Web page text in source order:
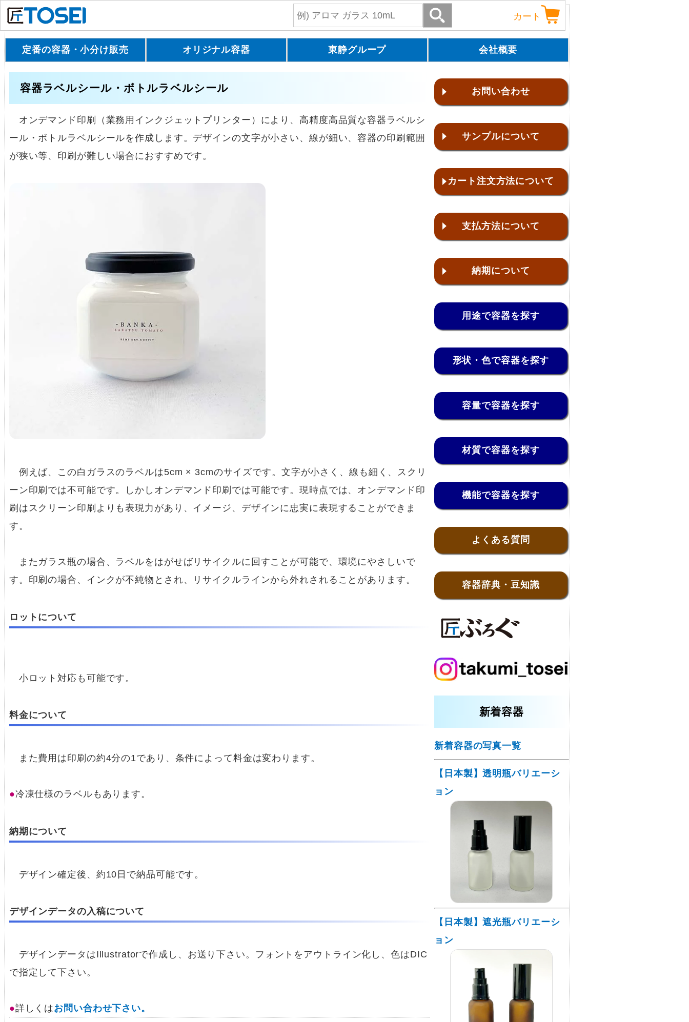
カート
容器ラベルシール・ボトルラベルシール
オンデマンド印刷（業務用インクジェットプリンター）により、高精度高品質な容器ラベルシ
ール・ボトルラベルシールを作成します。デザインの文字が小さい、線が細い、容器の印刷範囲
が狭い等、印刷が難しい場合におすすめです。
例えば、この白ガラスのラベルは5cm × 3cmのサイズです。文字が小さく、線も細く、スクリ
ーン印刷では不可能です。しかしオンデマンド印刷では可能です。現時点では、オンデマンド印
刷はスクリーン印刷よりも表現力があり、イメージ、デザインに忠実に表現することができま
す。
またガラス瓶の場合、ラベルをはがせばリサイクルに回すことが可能で、環境にやさしいで
す。印刷の場合、インクが不純物とされ、リサイクルラインから外れされることがあります。
ロットについて
小ロット対応も可能です。
料金について
また費用は印刷の約4分の1であり、条件によって料金は変わります。
冷凍仕様のラベルもあります。
納期について
デザイン確定後、約10日で納品可能です。
デザインデータの入稿について
デザインデータはIllustratorで作成し、お送り下さい。フォントをアウトライン化し、色はDIC
で指定して下さい。
詳しくはお問い合わせ下さい。
定番の容器・小分け販売 オリジナル容器 東静グループ 会社概要
お問い合わせ
サンプルについて
カート注文方法について
支払方法について
納期について
用途で容器を探す
形状・色で容器を探す
容量で容器を探す
材質で容器を探す
機能で容器を探す
よくある質問
容器辞典・豆知識
新着容器
新着容器の写真一覧
【日本製】透明瓶バリエーシ
ョン
【日本製】遮光瓶バリエーシ
ョン